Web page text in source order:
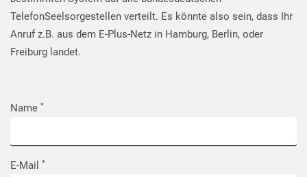
TelefonSeelsorgestellen verteilt. Es könnte also sein, dass Ihr
Anruf z.B. aus dem E-Plus-Netz in Hamburg, Berlin, oder
Freiburg landet.
Name
E-Mail